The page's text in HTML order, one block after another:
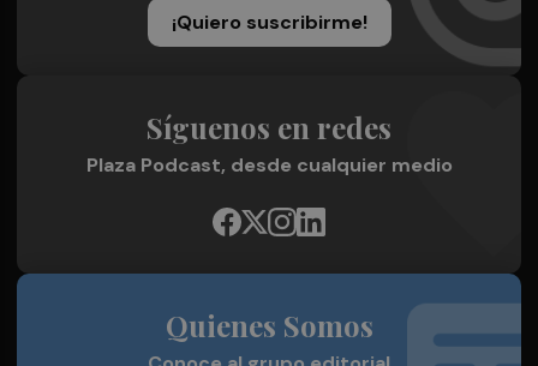
¡Quiero suscribirme!
Síguenos en redes
Plaza Podcast, desde cualquier medio
Quienes Somos